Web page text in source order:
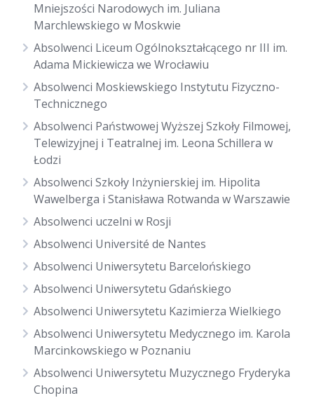
Mniejszości Narodowych im. Juliana
Marchlewskiego w Moskwie
Absolwenci Liceum Ogólnokształcącego nr III im.
Adama Mickiewicza we Wrocławiu
Absolwenci Moskiewskiego Instytutu Fizyczno-
Technicznego
Absolwenci Państwowej Wyższej Szkoły Filmowej,
Telewizyjnej i Teatralnej im. Leona Schillera w
Łodzi
Absolwenci Szkoły Inżynierskiej im. Hipolita
Wawelberga i Stanisława Rotwanda w Warszawie
Absolwenci uczelni w Rosji
Absolwenci Université de Nantes
Absolwenci Uniwersytetu Barcelońskiego
Absolwenci Uniwersytetu Gdańskiego
Absolwenci Uniwersytetu Kazimierza Wielkiego
Absolwenci Uniwersytetu Medycznego im. Karola
Marcinkowskiego w Poznaniu
Absolwenci Uniwersytetu Muzycznego Fryderyka
Chopina